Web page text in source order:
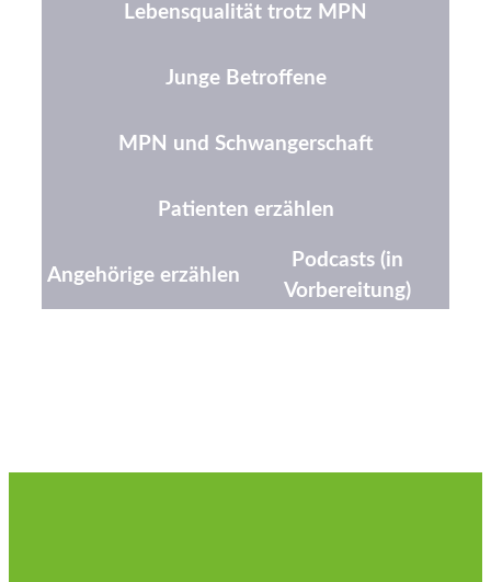
Lebensqualität trotz MPN
Junge Betroffene
MPN und Schwangerschaft
Patienten erzählen
Angehörige erzählen
Podcasts (in
Vorbereitung)